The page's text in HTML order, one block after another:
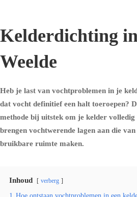
Kelderdichting
Weelde
Heb je last van vochtproblemen in je
dat vocht definitief een halt toeroepen?
methode bij uitstek om je kelder
brengen vochtwerende lagen aan die
bruikbare ruimte maken.
Inhoud verberg